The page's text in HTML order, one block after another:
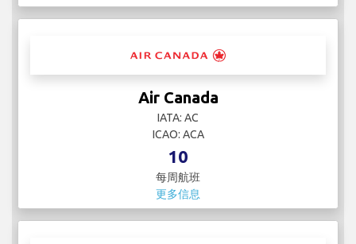
Air Canada
IATA: AC
ICAO: ACA
10
每周航班
更多信息